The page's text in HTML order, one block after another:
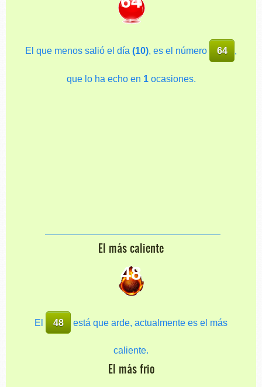
El que menos salió el día(10), es el número 64 ,
que lo ha echo en 1 ocasiones.
El más caliente
48
El 48 está que arde, actualmente es el más
caliente.
El más frio